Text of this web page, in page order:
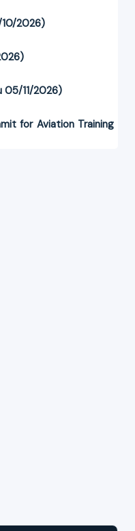
10/2026)
05/11/2026)
for Aviation Training